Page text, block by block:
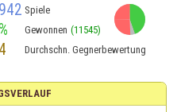
Spiele
Gewonnen (11545)
Durchschn. Gegnerbewertung